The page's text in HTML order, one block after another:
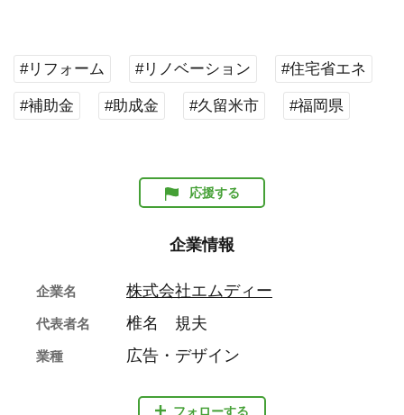
#リフォーム #リノベーション #住宅省エネ
#補助金 #助成金 #久留米市 #福岡県
応援する
企業情報
フォローする
企業名 株式会社エムディー
代表者名 椎名 規夫
業種 広告・デザイン